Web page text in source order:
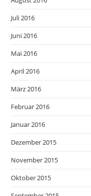
Juli 2016
Juni 2016
Mai 2016
April 2016
März 2016
Februar 2016
Januar 2016
Dezember 2015
November 2015
Oktober 2015